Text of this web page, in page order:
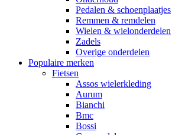
Pedalen & schoenplaatjes
Remmen & remdelen
Wielen & wielonderdelen
Zadels
Overige onderdelen
Populaire merken
Fietsen
Assos wielerkleding
Aurum
Bianchi
Bmc
Bossi